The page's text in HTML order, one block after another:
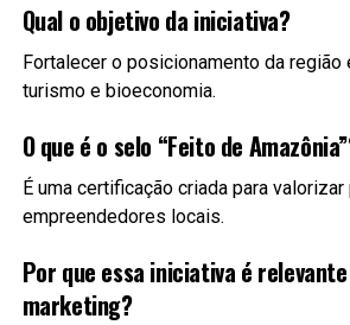
Qual o objetivo da iniciativa?
Fortalecer o posicionamento da região
turismo e bioeconomia.
O que é o selo “Feito de
É uma certificação criada para
empreendedores locais.
Por que essa iniciativa é
marketing?